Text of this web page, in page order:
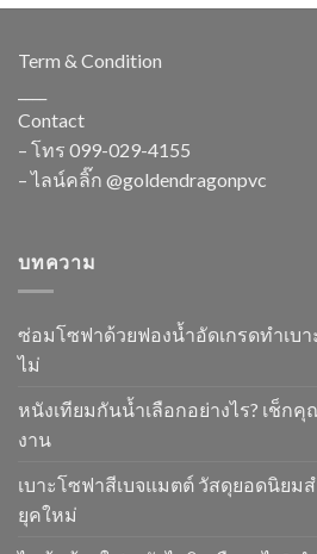
Term & Condition
Contact
– โทร 099-029-4155
– ไลน์คลิ๊ก @goldendragonpvc
บทความ
ซ่อมโซฟาด้วยฟองน้ำอัดเกรดทำเบ
ไม่
หนังเทียมกันน้ำเลือกอย่างไร? เช็ก
งาน
เบาะโซฟาสีเบจแมตต์ วัสดุยอดนิยม
ยุคใหม่